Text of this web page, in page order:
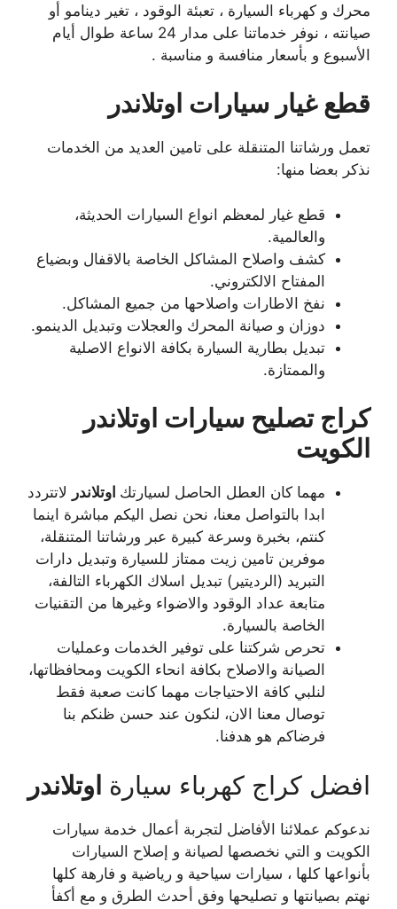
محرك و كهرباء السيارة ، تعبئة الوقود ، تغير دينامو أو
صيانته ، نوفر خدماتنا على مدار 24 ساعة طوال أيام
الأسبوع و بأسعار منافسة و مناسبة .
قطع غيار سيارات اوتلاندر
تعمل ورشاتنا المتنقلة على تامين العديد من الخدمات
نذكر بعضا منها:
قطع غيار لمعظم انواع السيارات الحديثة،
والعالمية.
كشف واصلاح المشاكل الخاصة بالاقفال وبضياع
المفتاح الالكتروني.
نفخ الاطارات واصلاحها من جميع المشاكل.
دوزان و صيانة المحرك والعجلات وتبديل الدينمو.
تبديل بطارية السيارة بكافة الانواع الاصلية
والممتازة.
كراج تصليح سيارات اوتلاندر
الكويت
مهما كان العطل الحاصل لسيارتك اوتلاندر لاتتردد
ابدا بالتواصل معنا، نحن نصل اليكم مباشرة اينما
كنتم، بخبرة وسرعة كبيرة عبر ورشاتنا المتنقلة،
موفرين تامين زيت ممتاز للسيارة وتبديل دارات
التبريد (الرديتير) تبديل اسلاك الكهرباء التالفة،
متابعة عداد الوقود والاضواء وغيرها من التقنيات
الخاصة بالسيارة.
تحرص شركتنا على توفير الخدمات وعمليات
الصيانة والاصلاح بكافة انحاء الكويت ومحافظاتها،
لنلبي كافة الاحتياجات مهما كانت صعبة فقط
توصال معنا الان، لنكون عند حسن ظنكم بنا
فرضاكم هو هدفنا.
افضل كراج كهرباء سيارة اوتلاندر
ندعوكم عملائنا الأفاضل لتجربة أعمال خدمة سيارات
الكويت و التي نخصصها لصيانة و إصلاح السيارات
بأنواعها كلها ، سيارات سياحية و رياضية و فارهة كلها
نهتم بصيانتها و تصليحها وفق أحدث الطرق و مع أكفأ